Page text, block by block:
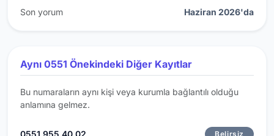
Son yorum
Haziran 2026'da
Aynı 0551 Önekindeki Diğer Kayıtlar
Bu numaraların aynı kişi veya kurumla bağlantılı olduğu
anlamına gelmez.
0551 955 40 02 Belirsiz